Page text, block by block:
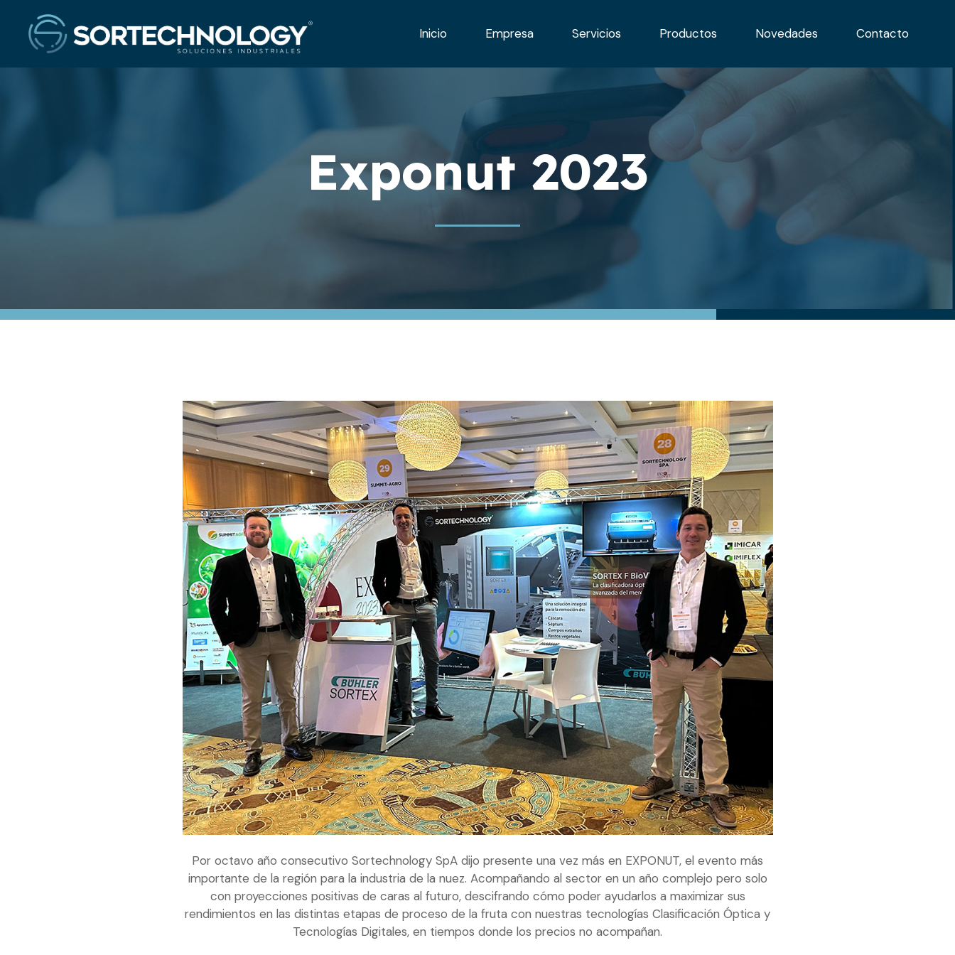
Inicio Empresa Servicios Productos Novedades Contacto
Exponut 2023
Por octavo año consecutivo Sortechnology SpA dijo presente una vez más en EXPONUT, el evento más
importante de la región para la industria de la nuez. Acompañando al sector en un año complejo pero solo
con proyecciones positivas de caras al futuro, descifrando cómo poder ayudarlos a maximizar sus
rendimientos en las distintas etapas de proceso de la fruta con nuestras tecnologías Clasificación Óptica y
Tecnologías Digitales, en tiempos donde los precios no acompañan.